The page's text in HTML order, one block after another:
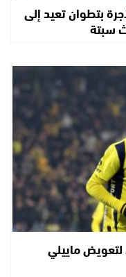
بتطوان تعيد إلى
سبتة
ماييلي